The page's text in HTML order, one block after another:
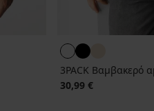
3PACK Βαμβακερό
30,99 €